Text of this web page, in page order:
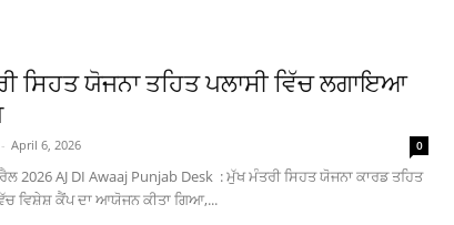
ਸਿਹਤ ਯੋਜਨਾ ਤਹਿਤ ਪਲਾਸੀ ਵਿੱਚ ਲਗਾਇਆ
- April 6, 2026 0
2026 AJ DI Awaaj Punjab Desk : ਮੁੱਖ ਮੰਤਰੀ ਸਿਹਤ ਯੋਜਨਾ ਕਾਰਡ ਤਹਿਤ
ਵਿਸ਼ੇਸ਼ ਕੈਂਪ ਦਾ ਆਯੋਜਨ ਕੀਤਾ ਗਿਆ,...